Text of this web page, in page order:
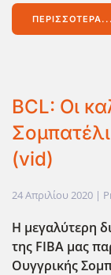
ΠΕΡΙΣΣΌΤΕΡΑ...
BCL: Οι
(vid)
24 Απριλίου 2020 |
Η μεγαλύτερη
της FIBA μας
Ουγγρικής